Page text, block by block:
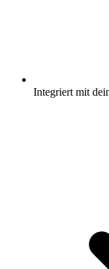
Integriert mit